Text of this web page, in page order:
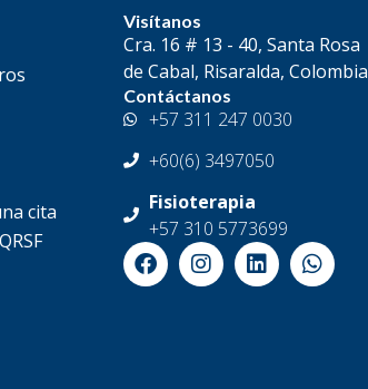
cita
Visítanos
Cra. 16 # 13 - 40, Santa Rosa
de Cabal, Risaralda, Colombia
Contáctanos
+57 311 247 0030
+60(6) 3497050
Fisioterapia
+57 310 5773699
F
a
I
n
L
i
W
h